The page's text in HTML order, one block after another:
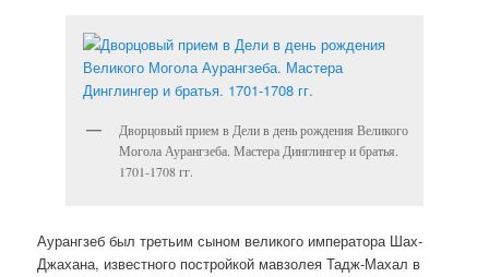
Дворцовый прием в Дели в день рождения Великого
Могола Аурангзеба. Мастера Динглингер и братья.
1701-1708 гг.
Аурангзеб был третьим сыном великого императора Шах-
Джахана, известного постройкой мавзолея Тадж-Махал в